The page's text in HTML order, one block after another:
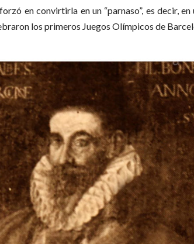
en convirtirla en un “parnaso”, es decir,
los primeros Juegos Olímpicos de